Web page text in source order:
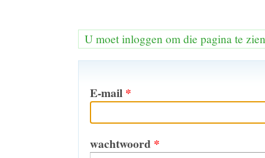
U moet inloggen om die pagina te zien
E-mail *
wachtwoord *